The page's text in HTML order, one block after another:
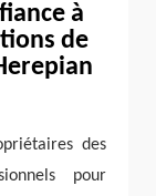
à
de
des
pour